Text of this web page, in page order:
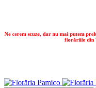
Ne cerem scuze, dar nu mai putem
florăriile din